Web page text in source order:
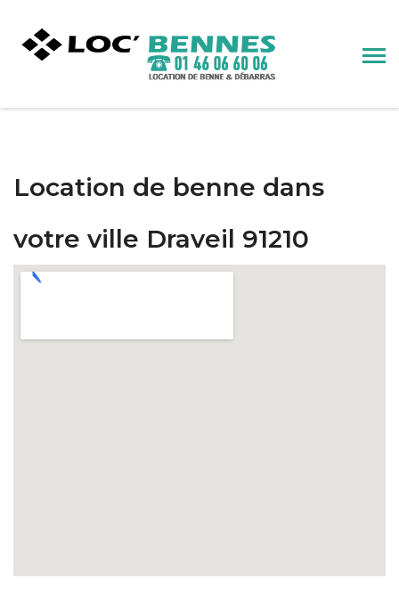
Location de benne dans
votre ville Draveil 91210